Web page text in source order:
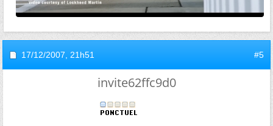
17/12/2007, 21h51 #5
invite62ffc9d0